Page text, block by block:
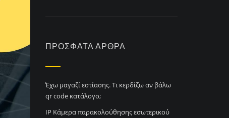
ΠΡΌΣΦΑΤΑ ΆΡΘΡΑ
Έχω μαγαζί εστίασης. Τι κερδίζω αν βάλω
qr code κατάλογο;
IP Κάμερα παρακολούθησης εσωτερικού